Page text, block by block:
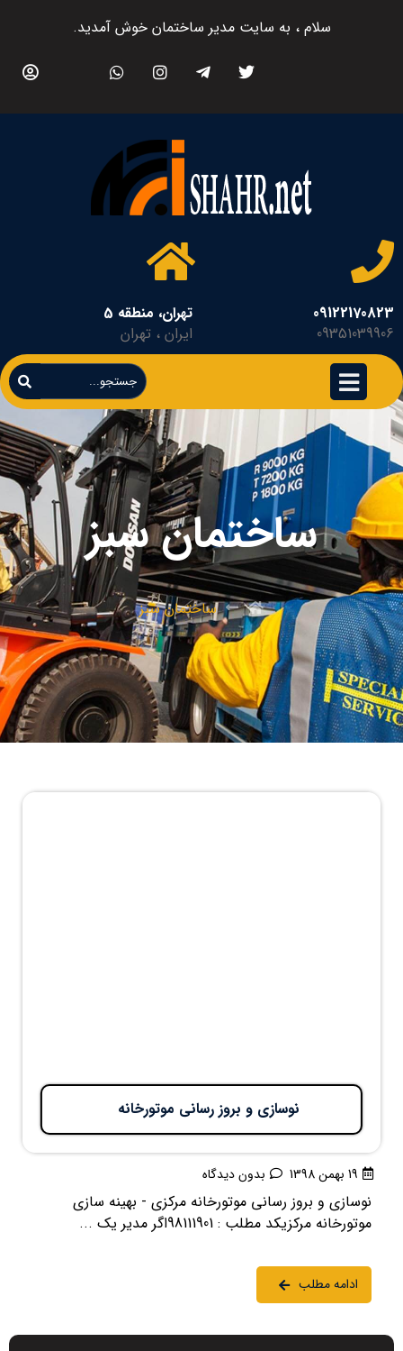
سلام ، به سایت مدیر ساختمان خوش آمدید.
09122170823
09351039906
تهران، منطقه 5
ایران ، تهران
ساختمان سبز
ساختمان سبز
نوسازی و بروز رسانی موتورخانه
19 بهمن 1398 بدون دیدگاه
نوسازی و بروز رسانی موتورخانه مرکزی - بهینه سازی
موتورخانه مرکزیکد مطلب : 98111901اگر مدیر یک ...
ادامه مطلب